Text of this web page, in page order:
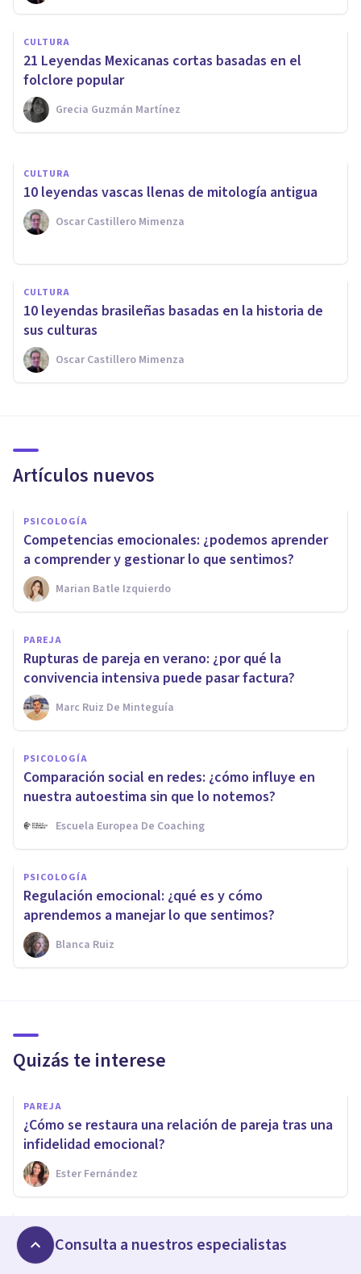
CULTURA
21 Leyendas Mexicanas cortas basadas en el
folclore popular
Grecia Guzmán Martínez
Las 23 mejores leyendas cortas
(para niños y adultos)
Grecia Guzmán Martínez
CULTURA
10 leyendas vascas llenas de mitología antigua
Oscar Castillero Mimenza
CULTURA
10 leyendas brasileñas basadas en la historia de
sus culturas
Oscar Castillero Mimenza
Artículos nuevos
PSICOLOGÍA
Competencias emocionales: ¿podemos aprender
a comprender y gestionar lo que sentimos?
Marian Batle Izquierdo
PAREJA
Rupturas de pareja en verano: ¿por qué la
convivencia intensiva puede pasar factura?
Marc Ruiz De Minteguía
PSICOLOGÍA
Comparación social en redes: ¿cómo influye en
nuestra autoestima sin que lo notemos?
Escuela Europea De Coaching
PSICOLOGÍA
Regulación emocional: ¿qué es y cómo
aprendemos a manejar lo que sentimos?
Blanca Ruiz
Quizás te interese
PAREJA
¿Cómo se restaura una relación de pareja tras una
infidelidad emocional?
Ester Fernández
PSICOLOGÍA SOCIAL Y RELACIONES PERSONALES
Madres narcisistas, parejas tóxicas y abuso
emocional: un congreso para sanar lo que no se ve
Consulta a nuestros especialistas